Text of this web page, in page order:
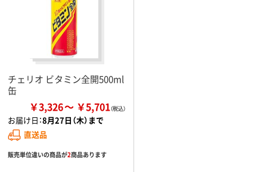
チェリオ ビタミン全開500ml
缶
￥3,326 ￥5,701
お届け日：8月27日（木）まで
直送品
販売単位違いの商品が2商品あります